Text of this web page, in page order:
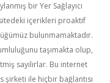
bir Yer Sağlayıcı
içerikleri proaktif
bulunmamaktadır.
taşımakta olup,
sayılırlar. Bu internet
şirketi ile hiçbir bağlantısı